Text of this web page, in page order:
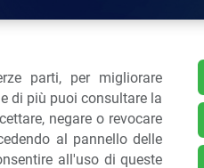
delle Plastiche
(MI) Tel.: 02 43928225.
parti, per migliorare
di più puoi consultare la
negare o revocare
al pannello delle
all'uso di queste